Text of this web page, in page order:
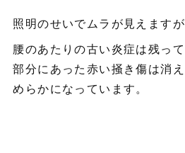
照明のせいでムラが見えます
腰のあたりの古い炎症は残っ
部分にあった赤い掻き傷は消
めらかになっています。